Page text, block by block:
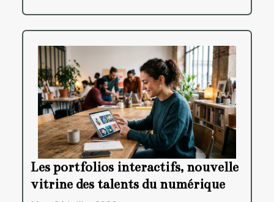
Les portfolios interactifs, nouvelle
vitrine des talents du numérique